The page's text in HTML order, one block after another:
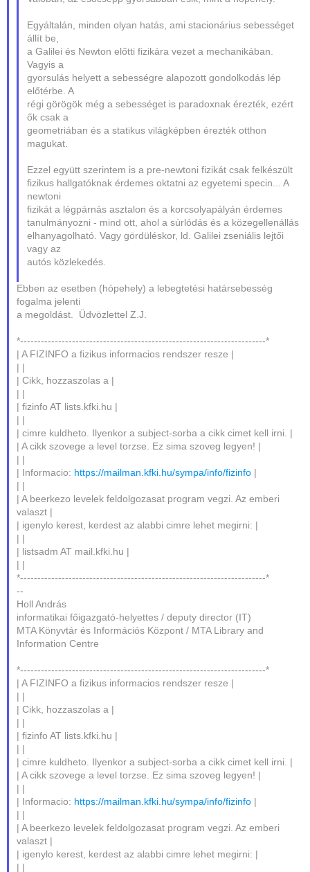
Egyáltalán, minden olyan hatás, ami stacionárius sebességet
állít be,
a Galilei és Newton előtti fizikára vezet a mechanikában.
Vagyis a
gyorsulás helyett a sebességre alapozott gondolkodás lép
előtérbe. A
régi görögök még a sebességet is paradoxnak érezték, ezért
ők csak a
geometriában és a statikus világképben érezték otthon
magukat.
Ezzel együtt szerintem is a pre-newtoni fizikát csak felkészült
fizikus hallgatóknak érdemes oktatni az egyetemi specin... A
newtoni
fizikát a légpárnás asztalon és a korcsolyapályán érdemes
tanulmányozni - mind ott, ahol a súrlódás és a közegellenállás
elhanyagolható. Vagy gördüléskor, ld. Galilei zseniális lejtői
vagy az
autós közlekedés.
Ebben az esetben (hópehely) a lebegtetési határsebesség
fogalma jelenti
a megoldást. Üdvözlettel Z.J.
*-----------------------------------------------------------------------*
| A FIZINFO a fizikus informacios rendszer resze |
| Cikk, hozzaszolas a |
| fizinfo AT lists.kfki.hu |
| cimre kuldheto. Ilyenkor a subject-sorba a cikk cimet kell irni. |
| A cikk szovege a level torzse. Ez sima szoveg legyen! |
| Informacio: https://mailman.kfki.hu/sympa/info/fizinfo
| A beerkezo levelek feldolgozasat program vegzi. Az emberi
valaszt |
| igenylo kerest, kerdest az alabbi cimre lehet megirni: |
| listsadm AT mail.kfki.hu |
*-----------------------------------------------------------------------*
--
Holl András
informatikai főigazgató-helyettes / deputy director (IT)
MTA Könyvtár és Információs Központ / MTA Library and
Information Centre
*-----------------------------------------------------------------------*
| A FIZINFO a fizikus informacios rendszer resze |
| Cikk, hozzaszolas a |
| fizinfo AT lists.kfki.hu |
| cimre kuldheto. Ilyenkor a subject-sorba a cikk cimet kell irni. |
| A cikk szovege a level torzse. Ez sima szoveg legyen! |
| Informacio: https://mailman.kfki.hu/sympa/info/fizinfo
| A beerkezo levelek feldolgozasat program vegzi. Az emberi
valaszt |
| igenylo kerest, kerdest az alabbi cimre lehet megirni: |